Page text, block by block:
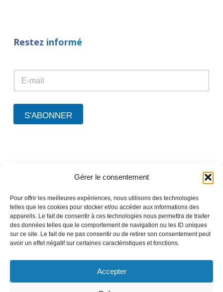
Gérer le consentement
Pour offrir les meilleures expériences, nous utilisons des technologies
telles que les cookies pour stocker et/ou accéder aux informations des
appareils. Le fait de consentir à ces technologies nous permettra de traiter
des données telles que le comportement de navigation ou les ID uniques
sur ce site. Le fait de ne pas consentir ou de retirer son consentement peut
avoir un effet négatif sur certaines caractéristiques et fonctions.
Accepter
Restez informé
l
m
a
i
*
S'ABONNER
A propos de TEEO
Nos solutions
Nos références
Nos partenaires
Nous contacter